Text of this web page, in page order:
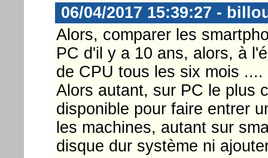
06/04/2017 15:39:27 -
Alors, comparer les
PC d'il y a 10 ans, alors, à
de CPU tous les six mois ....
Alors autant, sur PC le plus
disponible pour faire entrer
les machines, autant sur
disque dur système ni